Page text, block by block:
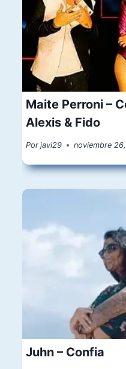
Maite Perroni –
Alexis & Fido
Por javi29 noviembre
Juhn – Confia